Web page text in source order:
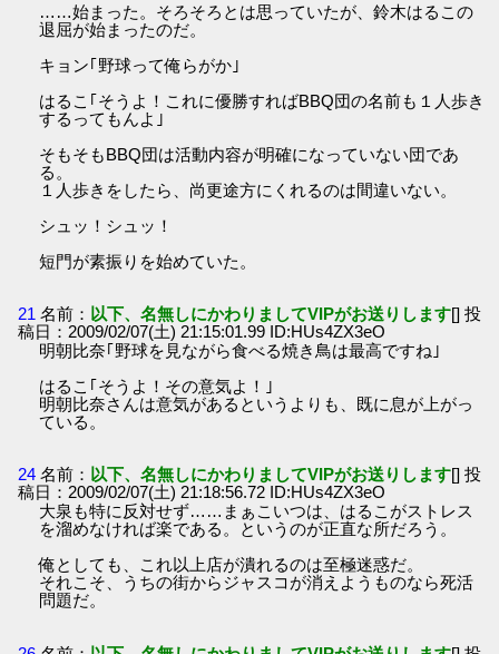
……始まった。そろそろとは思っていたが、鈴木はるこの
退屈が始まったのだ。
キョン｢野球って俺らがか｣
はるこ｢そうよ！これに優勝すればBBQ団の名前も１人歩き
するってもんよ｣
そもそもBBQ団は活動内容が明確になっていない団であ
る。
１人歩きをしたら、尚更途方にくれるのは間違いない。
シュッ！シュッ！
短門が素振りを始めていた。
21 名前： 以下、名無しにかわりましてVIPがお送りします[] 投
稿日：2009/02/07(土) 21:15:01.99 ID:HUs4ZX3eO
明朝比奈｢野球を見ながら食べる焼き鳥は最高ですね｣
はるこ｢そうよ！その意気よ！｣
明朝比奈さんは意気があるというよりも、既に息が上がっ
ている。
24 名前： 以下、名無しにかわりましてVIPがお送りします[] 投
稿日：2009/02/07(土) 21:18:56.72 ID:HUs4ZX3eO
大泉も特に反対せず……まぁこいつは、はるこがストレス
を溜めなければ楽である。というのが正直な所だろう。
俺としても、これ以上店が潰れるのは至極迷惑だ。
それこそ、うちの街からジャスコが消えようものなら死活
問題だ。